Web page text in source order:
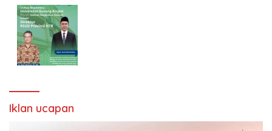
Iklan ucapan